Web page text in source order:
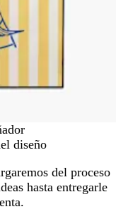
diseño
del proceso
hasta entregarle